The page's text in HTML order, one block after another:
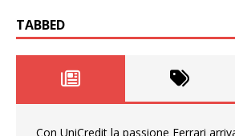
TABBED
Con UniCredit la passione Ferrari